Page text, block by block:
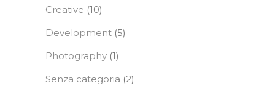
Creative (10)
Development (5)
Photography (1)
Senza categoria (2)